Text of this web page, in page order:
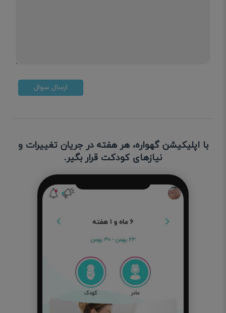
ارسال سوال
با اپلیکیشن گهواره، هر هفته در جریان تغییرات و
نیازهای کودکت قرار بگیر.